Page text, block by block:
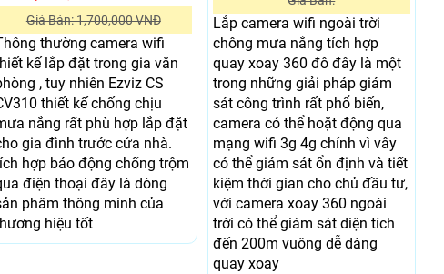
Giá Bán: 1,700,000 VNĐ
thường camera wifi
kế lắp đặt trong gia văn
, tuy nhiên Ezviz CS
thiết kế chống chịu
nắng rất phù hợp lắp đặt
gia đình trước cửa nhà.
hợp báo động chống trộm
điện thoại đây là dòng
phâm thông minh của
hiệu tốt
Lắp camera wifi ngoài trời
chông mưa nắng tích hợp
quay xoay 360 đô đây là một
trong những giải pháp giám
sát công trình rất phổ biến,
camera có thể hoặt động qua
mạng wifi 3g 4g chính vì vây
có thể giám sát ổn định và tiết
kiệm thời gian cho chủ đầu tư,
với camera xoay 360 ngoài
trời có thể giám sát diện tích
đến 200m vuông dễ dàng
quay xoay